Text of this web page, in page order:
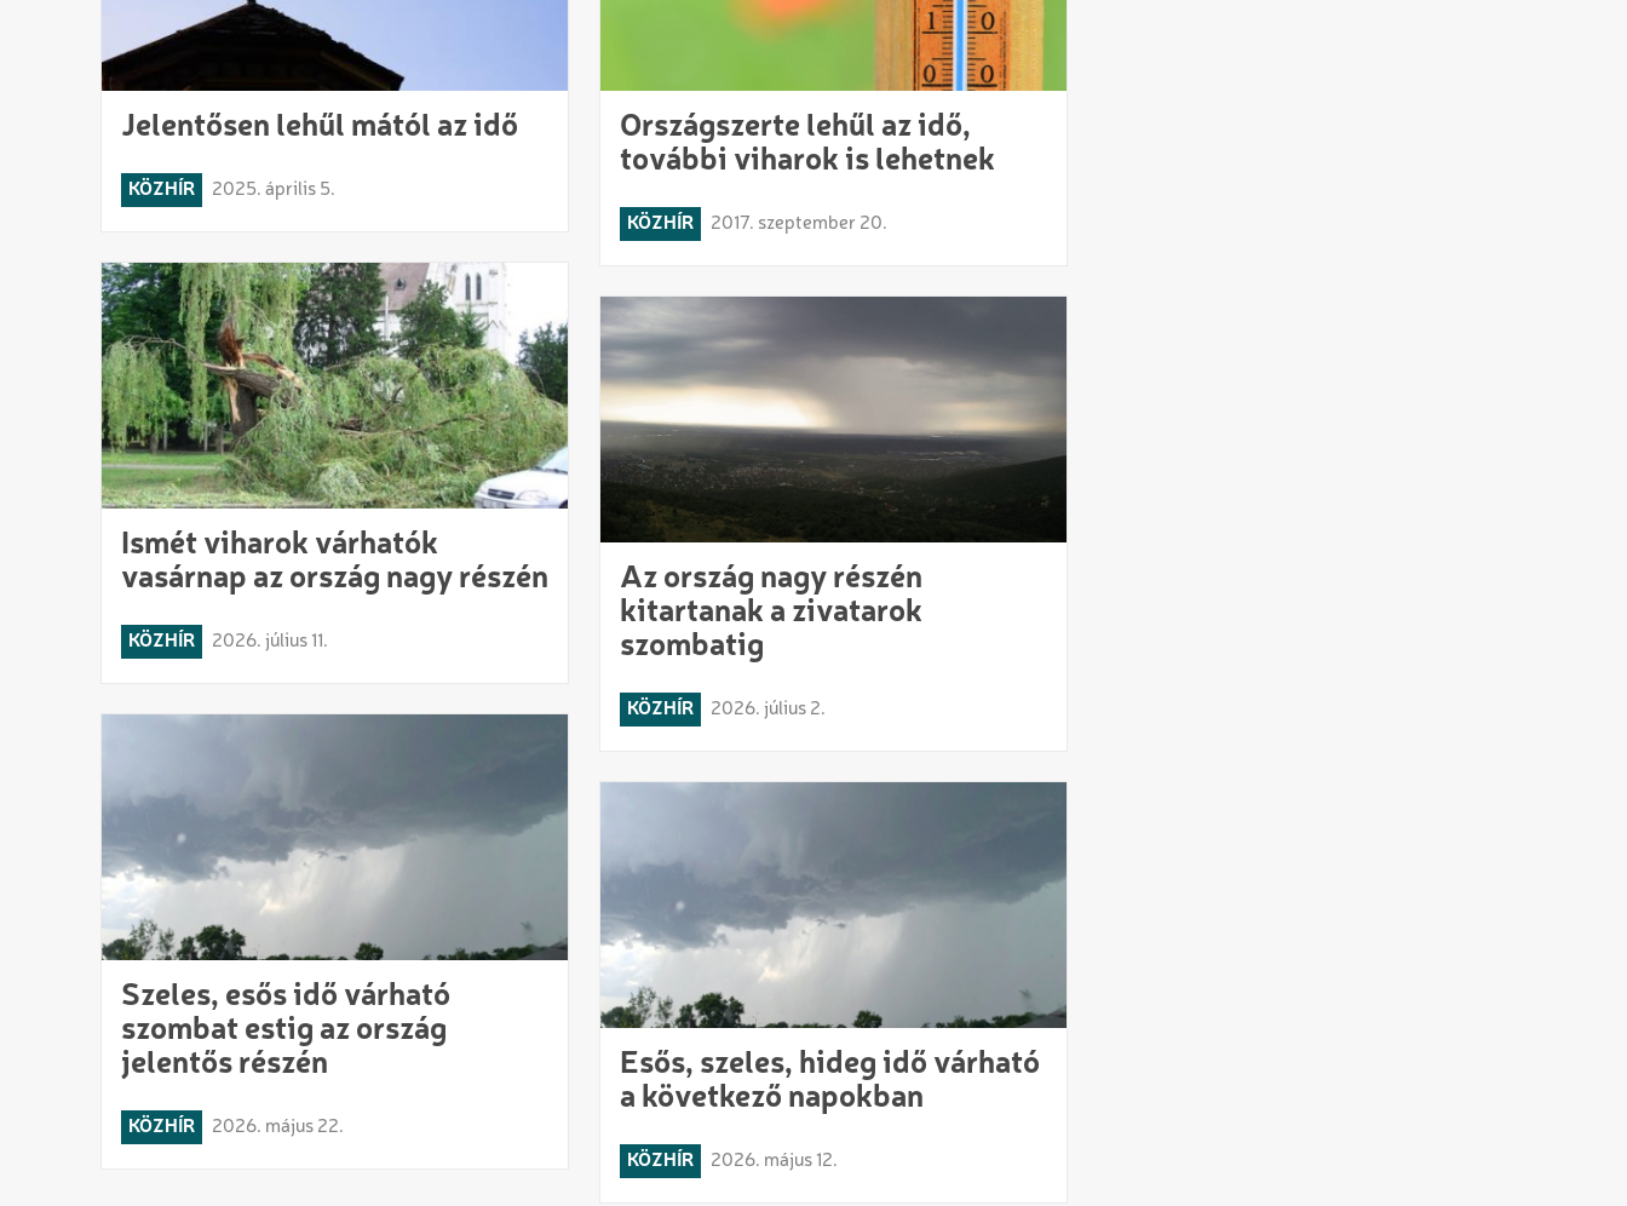
Jelentősen lehűl mától az idő
KÖZHÍR 2025. április 5.
Országszerte lehűl az idő,
további viharok is lehetnek
KÖZHÍR 2017. szeptember 20.
Ismét viharok várhatók
vasárnap az ország nagy részén
KÖZHÍR 2026. július 11.
Az ország nagy részén
kitartanak a zivatarok
szombatig
KÖZHÍR 2026. július 2.
Szeles, esős idő várható
szombat estig az ország
jelentős részén
KÖZHÍR 2026. május 22.
Esős, szeles, hideg idő várható
a következő napokban
KÖZHÍR 2026. május 12.